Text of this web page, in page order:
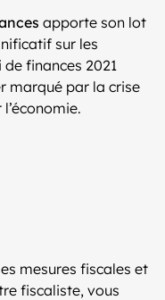
apporte son lot
sur les
finances 2021
marqué par la crise
mesures fiscales et
fiscaliste, vous